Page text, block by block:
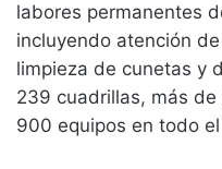
labores permanentes
incluyendo atención
limpieza de cunetas y
239 cuadrillas, más
900 equipos en todo